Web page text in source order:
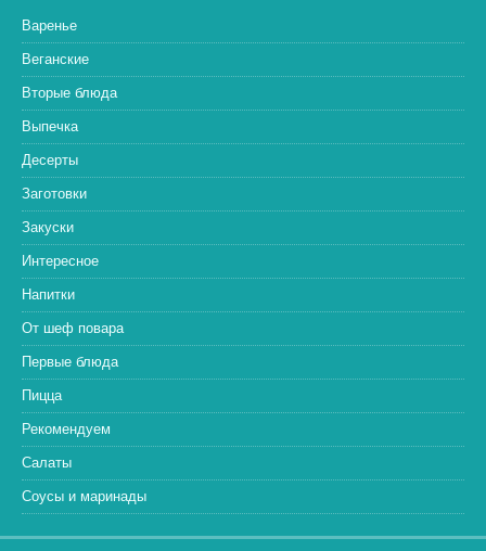
Варенье
Веганские
Вторые блюда
Выпечка
Десерты
Заготовки
Закуски
Интересное
Напитки
От шеф повара
Первые блюда
Пицца
Рекомендуем
Салаты
Соусы и маринады